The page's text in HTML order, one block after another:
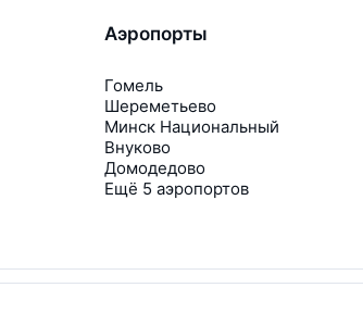
Аэропорты
Гомель
Шереметьево
Минск Национальный
Внуково
Домодедово
Ещё 5 аэропортов